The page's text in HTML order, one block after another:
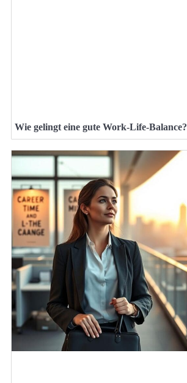
Wie gelingt eine gute Work-Life-Balance?